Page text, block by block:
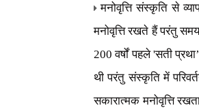
मनोवृत्ति संस्कृति से
मनोवृत्ति रखते हैं परंतु
200 वर्षों पहले'सती प्रथा
थी परंतु संस्कृति में
सकारात्मक मनोवृत्ति